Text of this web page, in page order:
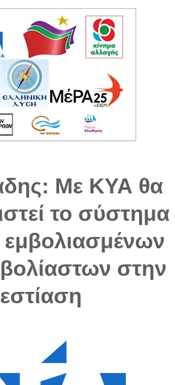
Με ΚΥΑ θα
το σύστημα
εμβολιασμένων
στην
εστίαση